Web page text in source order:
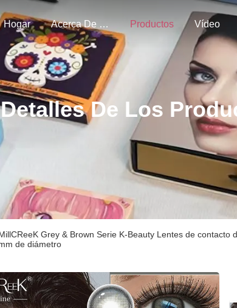
Hogar Acerca De Nosotros Productos Vídeo
Detalles De Los
Grey & Brown Serie K-Beauty Lentes de
de diámetro